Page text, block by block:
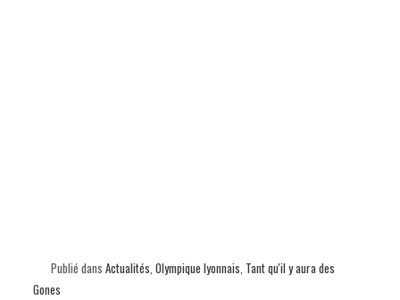
Publié dans Actualités, Olympique lyonnais, Tant qu'il y aura des
Gones